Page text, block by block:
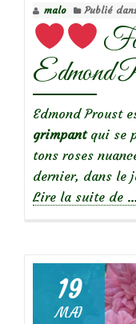
malo Publié
Edmond
Edmond Proust
grimpantqui se
tons roses
dernier, dans le
Lire la suite de …
19
MAI